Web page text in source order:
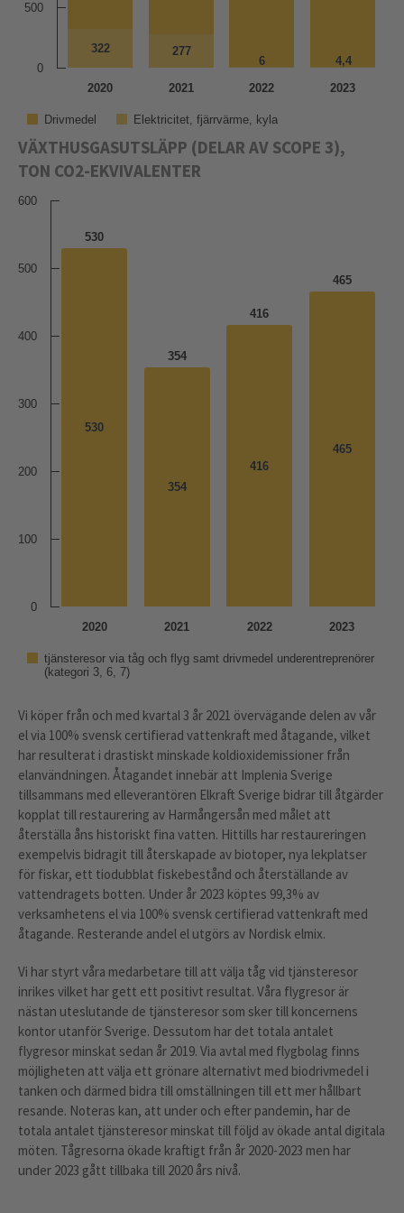
322
322 277
277
6
6 4,4
4,4
Drivmedel Elektricitet, fjärrvärme, kyla
2020 2021 2022 2023
0
500
VÄXTHUSGASUTSLÄPP (DELAR AV SCOPE 3),
TON CO2-EKVIVALENTER
530
354
416
465
530
530
354
354
416
416
465
465
tjänsteresor via tåg och flyg samt drivmedel underentreprenörer
(kategori 3, 6, 7)
2020 2021 2022 2023
0
100
200
300
400
500
600
Vi köper från och med kvartal 3 år 2021 övervägande delen av vår
el via 100% svensk certifierad vattenkraft med åtagande, vilket
har resulterat i drastiskt minskade koldioxidemissioner från
elanvändningen. Åtagandet innebär att Implenia Sverige
tillsammans med elleverantören Elkraft Sverige bidrar till åtgärder
kopplat till restaurering av Harmångersån med målet att
återställa åns historiskt fina vatten. Hittills har restaureringen
exempelvis bidragit till återskapade av biotoper, nya lekplatser
för fiskar, ett tiodubblat fiskebestånd och återställande av
vattendragets botten. Under år 2023 köptes 99,3% av
verksamhetens el via 100% svensk certifierad vattenkraft med
åtagande. Resterande andel el utgörs av Nordisk elmix.
Vi har styrt våra medarbetare till att välja tåg vid tjänsteresor
inrikes vilket har gett ett positivt resultat. Våra flygresor är
nästan uteslutande de tjänsteresor som sker till koncernens
kontor utanför Sverige. Dessutom har det totala antalet
flygresor minskat sedan år 2019. Via avtal med flygbolag finns
möjligheten att välja ett grönare alternativt med biodrivmedel i
tanken och därmed bidra till omställningen till ett mer hållbart
resande. Noteras kan, att under och efter pandemin, har de
totala antalet tjänsteresor minskat till följd av ökade antal digitala
möten. Tågresorna ökade kraftigt från år 2020-2023 men har
under 2023 gått tillbaka till 2020 års nivå.